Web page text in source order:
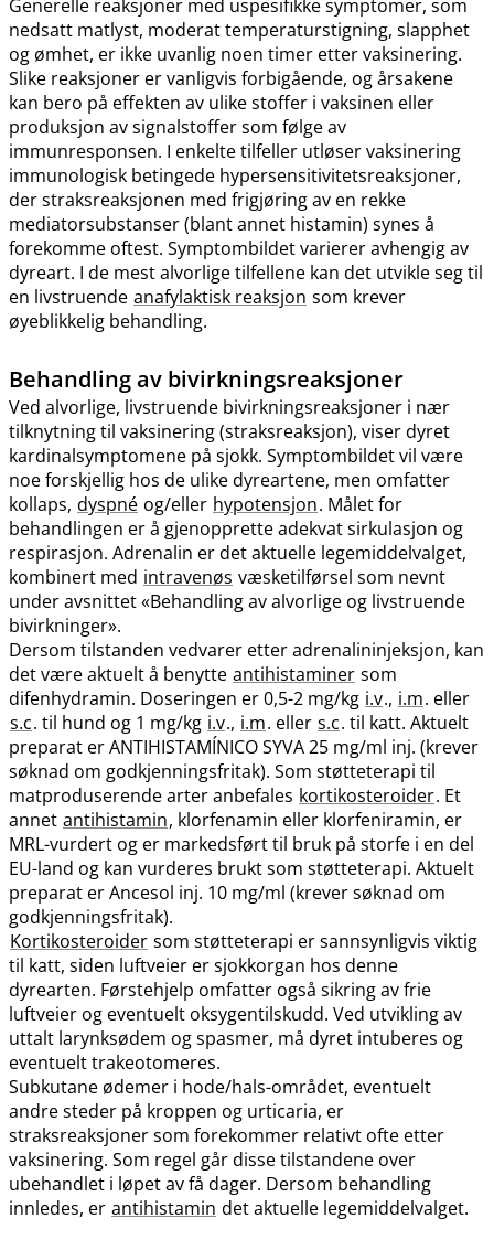
Generelle reaksjoner med uspesifikke symptomer, som
nedsatt matlyst, moderat temperaturstigning, slapphet
og ømhet, er ikke uvanlig noen timer etter vaksinering.
Slike reaksjoner er vanligvis forbigående, og årsakene
kan bero på effekten av ulike stoffer i vaksinen eller
produksjon av signalstoffer som følge av
immunresponsen. I enkelte tilfeller utløser vaksinering
immunologisk betingede hypersensitivitetsreaksjoner,
der straksreaksjonen med frigjøring av en rekke
mediatorsubstanser (blant annet histamin) synes å
forekomme oftest. Symptombildet varierer avhengig av
dyreart. I de mest alvorlige tilfellene kan det utvikle seg til
en livstruende anafylaktisk reaksjon som krever
øyeblikkelig behandling.
Behandling av bivirkningsreaksjoner
Ved alvorlige, livstruende bivirkningsreaksjoner i nær
tilknytning til vaksinering (straksreaksjon), viser dyret
kardinalsymptomene på sjokk. Symptombildet vil være
noe forskjellig hos de ulike dyreartene, men omfatter
kollaps, dyspné og​/​eller hypotensjon. Målet for
behandlingen er å gjenopprette adekvat sirkulasjon og
respirasjon. Adrenalin er det aktuelle legemiddelvalget,
kombinert med intravenøs væsketilførsel som nevnt
under avsnittet «Behandling av alvorlige og livstruende
bivirkninger».
Dersom tilstanden vedvarer etter adrenalininjeksjon, kan
det være aktuelt å benytte antihistaminer som
difenhydramin. Doseringen er 0,5-2 mg/kg i.v., i.m. eller
s.c. til hund og 1 mg/kg i.v., i.m. eller s.c. til katt. Aktuelt
preparat er ANTIHISTAMÍNICO SYVA 25 mg/ml inj. (krever
søknad om godkjenningsfritak). Som støtteterapi til
matproduserende arter anbefales kortikosteroider. Et
annet antihistamin, klorfenamin eller klorfeniramin, er
MRL-vurdert og er markedsført til bruk på storfe i en del
EU-land og kan vurderes brukt som støtteterapi. Aktuelt
preparat er Ancesol inj. 10 mg/ml (krever søknad om
godkjenningsfritak).
Kortikosteroider som støtteterapi er sannsynligvis viktig
til katt, siden luftveier er sjokkorgan hos denne
dyrearten. Førstehjelp omfatter også sikring av frie
luftveier og eventuelt oksygentilskudd. Ved utvikling av
uttalt larynksødem og spasmer, må dyret intuberes og
eventuelt trakeotomeres.
Subkutane ødemer i hode​/​hals-området, eventuelt
andre steder på kroppen og urticaria, er
straksreaksjoner som forekommer relativt ofte etter
vaksinering. Som regel går disse tilstandene over
ubehandlet i løpet av få dager. Dersom behandling
innledes, er antihistamin det aktuelle legemiddelvalget.